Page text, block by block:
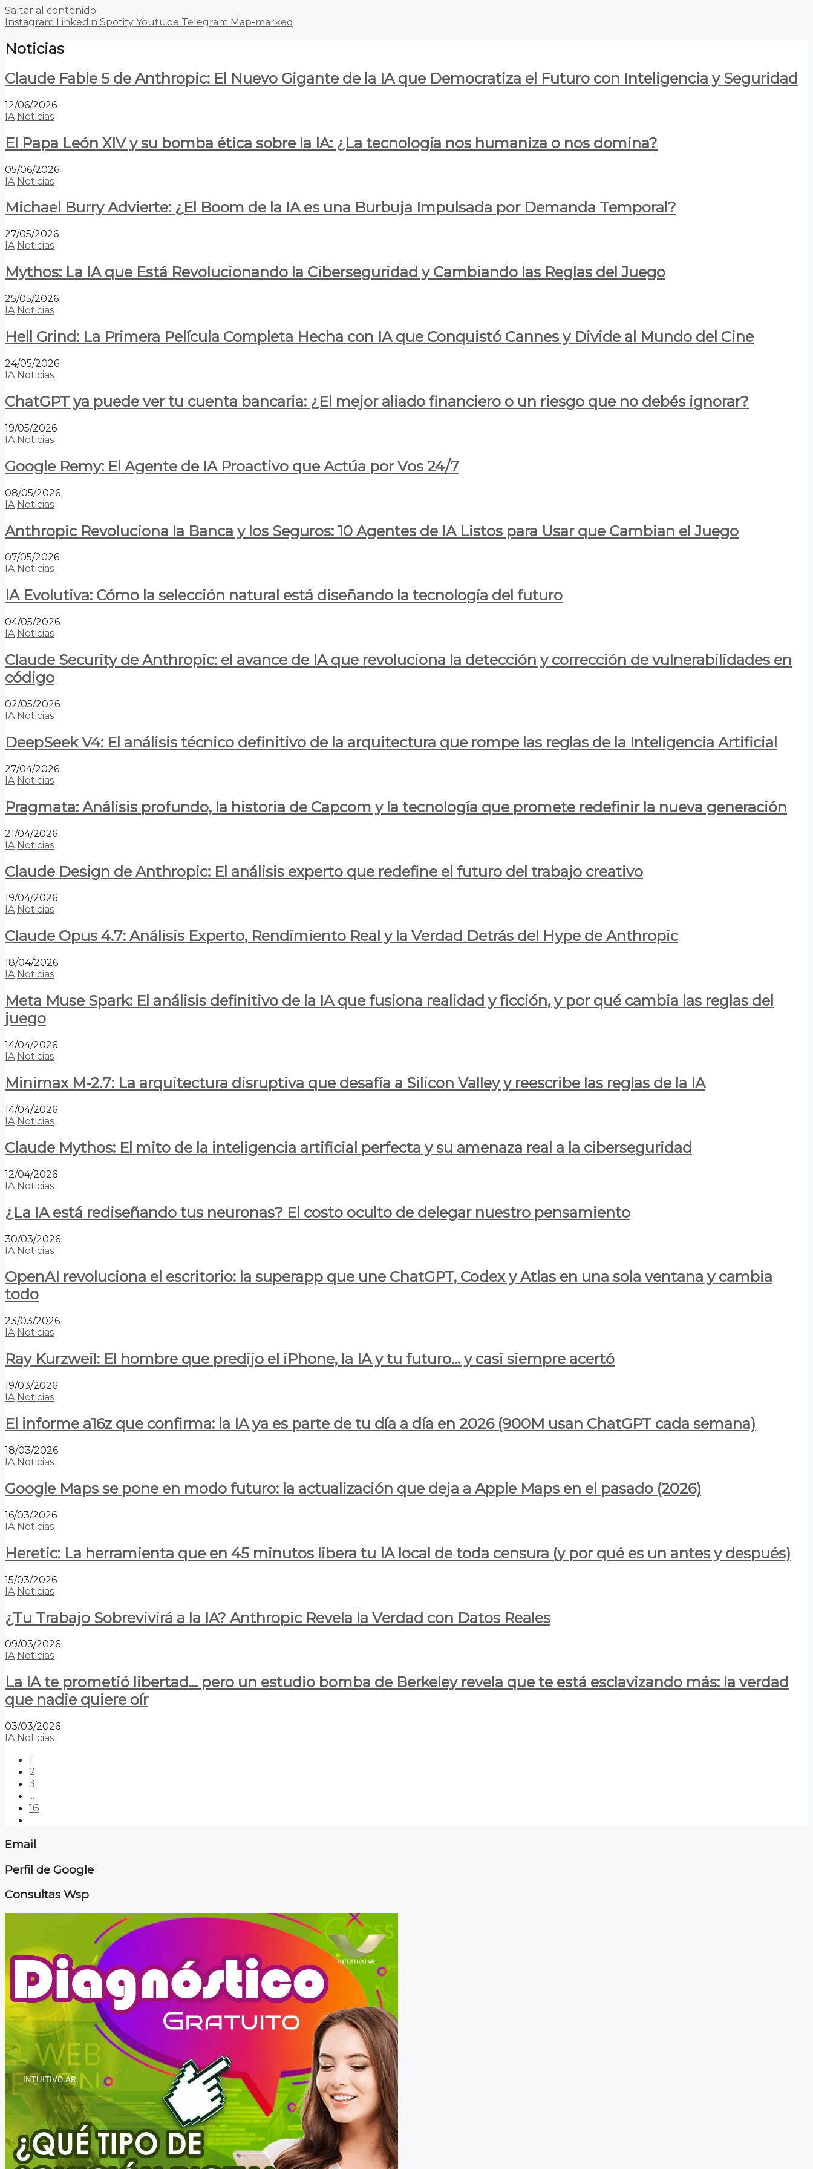
Saltar al contenido
Instagram Linkedin Spotify Youtube Telegram Map-marked
Noticias
Claude Fable 5 de Anthropic: El Nuevo Gigante de la IA que Democratiza el Futuro con Inteligencia y Seguridad
12/06/2026
IA Noticias
El Papa León XIV y su bomba ética sobre la IA: ¿La tecnología nos humaniza o nos domina?
05/06/2026
IA Noticias
Michael Burry Advierte: ¿El Boom de la IA es una Burbuja Impulsada por Demanda Temporal?
27/05/2026
IA Noticias
Mythos: La IA que Está Revolucionando la Ciberseguridad y Cambiando las Reglas del Juego
25/05/2026
IA Noticias
Hell Grind: La Primera Película Completa Hecha con IA que Conquistó Cannes y Divide al Mundo del Cine
24/05/2026
IA Noticias
ChatGPT ya puede ver tu cuenta bancaria: ¿El mejor aliado financiero o un riesgo que no debés ignorar?
19/05/2026
IA Noticias
Google Remy: El Agente de IA Proactivo que Actúa por Vos 24/7
08/05/2026
IA Noticias
Anthropic Revoluciona la Banca y los Seguros: 10 Agentes de IA Listos para Usar que Cambian el Juego
07/05/2026
IA Noticias
IA Evolutiva: Cómo la selección natural está diseñando la tecnología del futuro
04/05/2026
IA Noticias
Claude Security de Anthropic: el avance de IA que revoluciona la detección y corrección de vulnerabilidades en
código
02/05/2026
IA Noticias
DeepSeek V4: El análisis técnico definitivo de la arquitectura que rompe las reglas de la Inteligencia Artificial
27/04/2026
IA Noticias
Pragmata: Análisis profundo, la historia de Capcom y la tecnología que promete redefinir la nueva generación
21/04/2026
IA Noticias
Claude Design de Anthropic: El análisis experto que redefine el futuro del trabajo creativo
19/04/2026
IA Noticias
Claude Opus 4.7: Análisis Experto, Rendimiento Real y la Verdad Detrás del Hype de Anthropic
18/04/2026
IA Noticias
Meta Muse Spark: El análisis definitivo de la IA que fusiona realidad y ficción, y por qué cambia las reglas del
juego
14/04/2026
IA Noticias
Minimax M-2.7: La arquitectura disruptiva que desafía a Silicon Valley y reescribe las reglas de la IA
14/04/2026
IA Noticias
Claude Mythos: El mito de la inteligencia artificial perfecta y su amenaza real a la ciberseguridad
12/04/2026
IA Noticias
¿La IA está rediseñando tus neuronas? El costo oculto de delegar nuestro pensamiento
30/03/2026
IA Noticias
OpenAI revoluciona el escritorio: la superapp que une ChatGPT, Codex y Atlas en una sola ventana y cambia
todo
23/03/2026
IA Noticias
Ray Kurzweil: El hombre que predijo el iPhone, la IA y tu futuro… y casi siempre acertó
19/03/2026
IA Noticias
El informe a16z que confirma: la IA ya es parte de tu día a día en 2026 (900M usan ChatGPT cada semana)
18/03/2026
IA Noticias
Google Maps se pone en modo futuro: la actualización que deja a Apple Maps en el pasado (2026)
16/03/2026
IA Noticias
Heretic: La herramienta que en 45 minutos libera tu IA local de toda censura (y por qué es un antes y después)
15/03/2026
IA Noticias
¿Tu Trabajo Sobrevivirá a la IA? Anthropic Revela la Verdad con Datos Reales
09/03/2026
IA Noticias
La IA te prometió libertad… pero un estudio bomba de Berkeley revela que te está esclavizando más: la verdad
que nadie quiere oír
03/03/2026
IA Noticias
1
2
3
...
16
Email
Perfil de Google
Consultas Wsp